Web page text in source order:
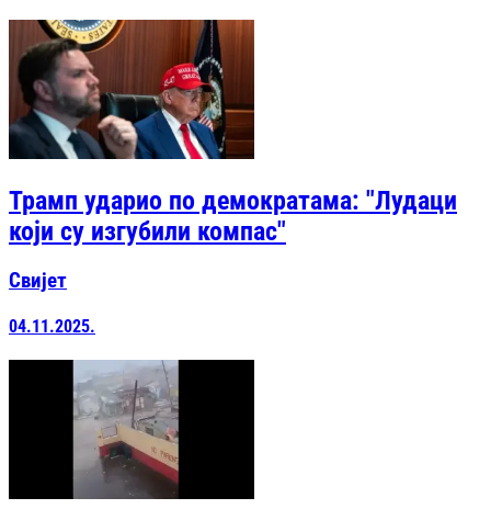
Трамп ударио по демократама: "Лудаци
који су изгубили компас"
Свијет
04.11.2025.